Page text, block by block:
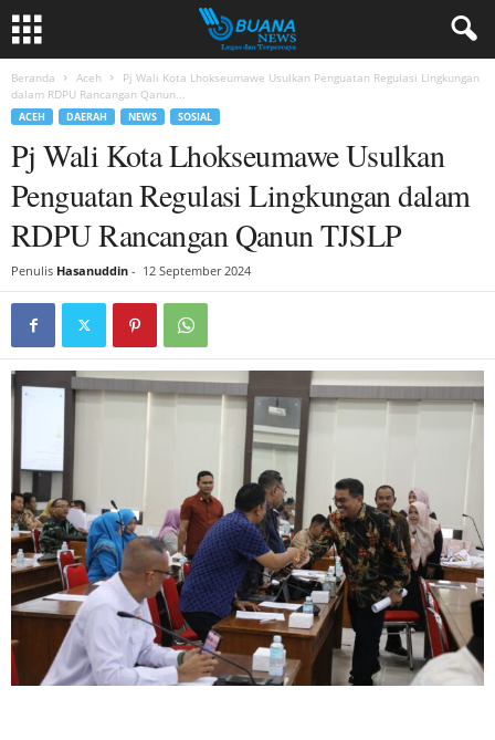
Beranda Aceh
Pj Wali Kota Lhokseumawe Usulkan Penguatan Regulasi Lingkungan
dalam RDPU Rancangan Qanun...
ACEH DAERAH NEWS SOSIAL
Pj Wali Kota Lhokseumawe Usulkan
Penguatan Regulasi Lingkungan dalam
RDPU Rancangan Qanun TJSLP
Penulis Hasanuddin - 12 September 2024